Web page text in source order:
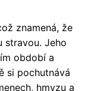
znamená, že
stravou. Jeho
období a
si pochutnává
hmyzu a